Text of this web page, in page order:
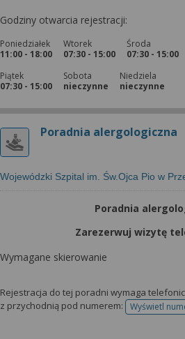
Godziny otwarcia rejestracji:
Poniedziałek
11:00 - 18:00
Wtorek
07:30 - 15:00
Środa
07:30 - 15:00
Piątek
07:30 - 15:00
Sobota
nieczynne
Niedziela
nieczynne
Poradnia alergologiczna
Wojewódzki Szpital im. Św.Ojca Pio w
Poradnia
Zarezerwuj wizytę
Wymagane skierowanie
Rejestracja do tej poradni wymaga
z przychodnią pod numerem:
Wyświetl